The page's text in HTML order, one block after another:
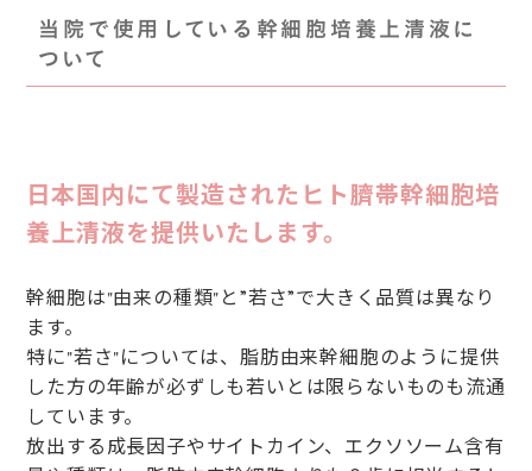
当院で使用している幹細胞培養上清液に
ついて
日本国内にて製造されたヒト臍帯幹細胞培
養上清液を提供いたします。
幹細胞は"由来の種類"と”若さ”で大きく品質は異なり
ます。
特に"若さ"については、脂肪由来幹細胞のように提供
した方の年齢が必ずしも若いとは限らないものも流通
しています。
放出する成長因子やサイトカイン、エクソソーム含有